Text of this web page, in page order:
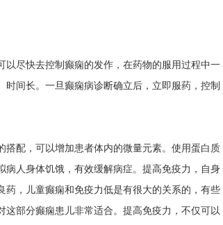
尽快去控制癫痫的发作，在药物的服用过程中一
间长。一旦癫痫病诊断确立后，立即服药，控制
配，可以增加患者体内的微量元素。使用蛋白质
人身体饥饿，有效缓解病症。提高免疫力，自身
，儿童癫痫和免疫力低是有很大的关系的，有些
部分癫痫患儿非常适合。提高免疫力，不仅可以